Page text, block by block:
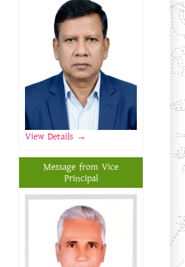
View Details →
Message from Vice
Principal